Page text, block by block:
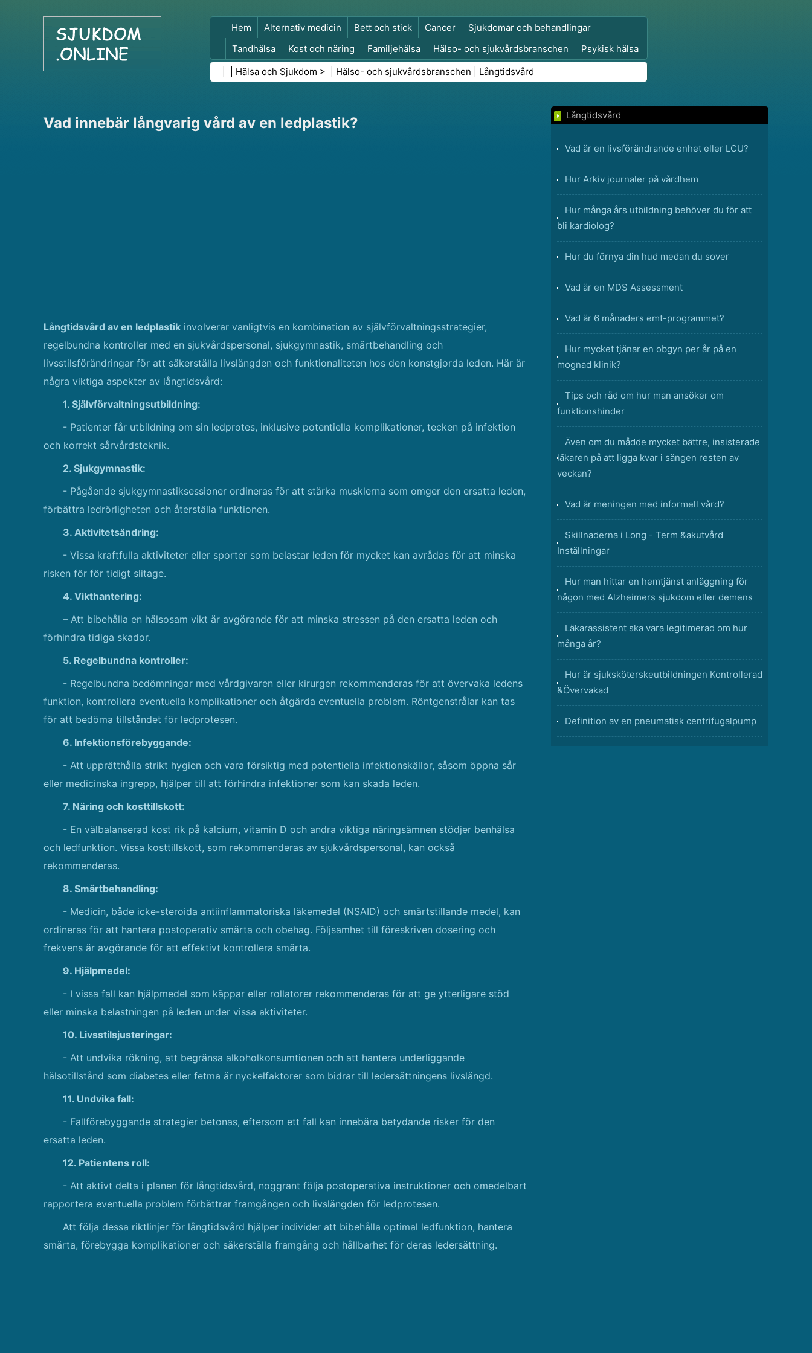
Hem Alternativ medicin Bett och stick Cancer
Sjukdomar och behandlingar
Tandhälsa
Kost och näring Familjehälsa Hälso- och sjukvårdsbranschen
Psykisk hälsa
Folkhälsa och säkerhet
Kirurgi och ingrepp Hälsa
Hälsa och Sjukdom > | Hälso- och sjukvårdsbranschen Långtidsvård
Vad innebär långvarig vård av en ledplastik?
Långtidsvård av en ledplastik involverar vanligtvis en kombination av självförvaltningsstrategier,
regelbundna kontroller med en sjukvårdspersonal, sjukgymnastik, smärtbehandling och
livsstilsförändringar för att säkerställa livslängden och funktionaliteten hos den konstgjorda leden. Här är
några viktiga aspekter av långtidsvård:
1. Självförvaltningsutbildning:
- Patienter får utbildning om sin ledprotes, inklusive potentiella komplikationer, tecken på infektion
och korrekt sårvårdsteknik.
2. Sjukgymnastik:
- Pågående sjukgymnastiksessioner ordineras för att stärka musklerna som omger den ersatta leden,
förbättra ledrörligheten och återställa funktionen.
3. Aktivitetsändring:
- Vissa kraftfulla aktiviteter eller sporter som belastar leden för mycket kan avrådas för att minska
risken för för tidigt slitage.
4. Vikthantering:
– Att bibehålla en hälsosam vikt är avgörande för att minska stressen på den ersatta leden och
förhindra tidiga skador.
5. Regelbundna kontroller:
- Regelbundna bedömningar med vårdgivaren eller kirurgen rekommenderas för att övervaka ledens
funktion, kontrollera eventuella komplikationer och åtgärda eventuella problem. Röntgenstrålar kan tas
för att bedöma tillståndet för ledprotesen.
6. Infektionsförebyggande:
- Att upprätthålla strikt hygien och vara försiktig med potentiella infektionskällor, såsom öppna sår
eller medicinska ingrepp, hjälper till att förhindra infektioner som kan skada leden.
7. Näring och kosttillskott:
- En välbalanserad kost rik på kalcium, vitamin D och andra viktiga näringsämnen stödjer benhälsa
och ledfunktion. Vissa kosttillskott, som rekommenderas av sjukvårdspersonal, kan också
rekommenderas.
8. Smärtbehandling:
- Medicin, både icke-steroida antiinflammatoriska läkemedel (NSAID) och smärtstillande medel, kan
ordineras för att hantera postoperativ smärta och obehag. Följsamhet till föreskriven dosering och
frekvens är avgörande för att effektivt kontrollera smärta.
9. Hjälpmedel:
- I vissa fall kan hjälpmedel som käppar eller rollatorer rekommenderas för att ge ytterligare stöd
eller minska belastningen på leden under vissa aktiviteter.
10. Livsstilsjusteringar:
- Att undvika rökning, att begränsa alkoholkonsumtionen och att hantera underliggande
hälsotillstånd som diabetes eller fetma är nyckelfaktorer som bidrar till ledersättningens livslängd.
11. Undvika fall:
- Fallförebyggande strategier betonas, eftersom ett fall kan innebära betydande risker för den
ersatta leden.
12. Patientens roll:
- Att aktivt delta i planen för långtidsvård, noggrant följa postoperativa instruktioner och omedelbart
rapportera eventuella problem förbättrar framgången och livslängden för ledprotesen.
Att följa dessa riktlinjer för långtidsvård hjälper individer att bibehålla optimal ledfunktion, hantera
smärta, förebygga komplikationer och säkerställa framgång och hållbarhet för deras ledersättning.
Långtidsvård
Vad är en livsförändrande enhet eller LCU?
Hur Arkiv journaler på vårdhem
Hur många års utbildning behöver du för att
bli kardiolog?
Hur du förnya din hud medan du sover
Vad är en MDS Assessment
Vad är 6 månaders emt-programmet?
Hur mycket tjänar en obgyn per år på en
mognad klinik?
Tips och råd om hur man ansöker om
funktionshinder
Även om du mådde mycket bättre, insisterade
läkaren på att ligga kvar i sängen resten av
veckan?
Vad är meningen med informell vård?
Skillnaderna i Long - Term &akutvård
Inställningar
Hur man hittar en hemtjänst anläggning för
någon med Alzheimers sjukdom eller demens
Läkarassistent ska vara legitimerad om hur
många år?
Hur är sjuksköterskeutbildningen Kontrollerad
&Övervakad
Definition av en pneumatisk centrifugalpump